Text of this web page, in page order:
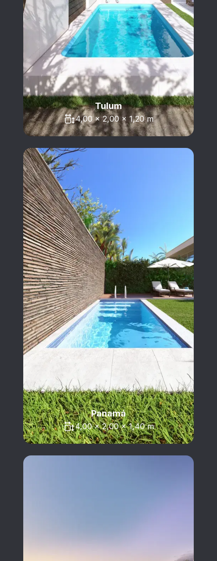
Tulum
4,00 x 2,00 x 1,20 m
Panamá
4,00 x 2,00 x 1,40 m